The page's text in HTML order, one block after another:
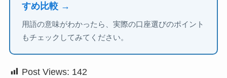
すめ比較 →
用語の意味がわかったら、実際の口座選びのポイント
もチェックしてみてください。
Post Views: 142